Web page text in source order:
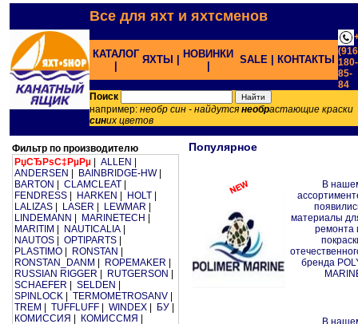
Все для яхт и яхтсменов
КАТАЛОГ ЯХТЫ |
НОВИНКИ
SALE | КОНТАКТЫ 180-
85-
84;
Поиск
например: необр син - найдутся необрастающие краски
синих цветов
Фильтр по производителю
РџСЂРѕС‡РµРµ
ALLEN
ANDERSEN
BAINBRIDGE-HW|
BARTON
CLAMCLEAT
FENDRESS
HARKEN HOLT
LALIZAS
LASER LEWMAR
LINDEMANN
MARINETECH
MARITIM
NAUTICALIA
NAUTOS
OPTIPARTS
PLASTIMO
RONSTAN
RONSTAN_DANM
ROPEMAKER
RUSSIAN RIGGER
RUTGERSON
SCHAEFER
SELDEN
SPINLOCK
TERMOMETROSANV
TREM
TUFFLUFF WINDEX БУ
КОМИССИЯ
КОМИССМЯ
Популярное
В
материалы
ремонта
бренда
В